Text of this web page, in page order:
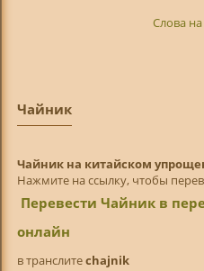
Слова
Чайник
Чайник на китайском
Нажмите на ссылку, чтобы
Перевести Чайник в
онлайн
в транслитechajnik